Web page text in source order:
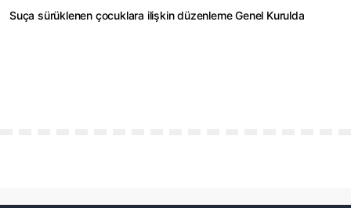
Suça sürüklenen çocuklara ilişkin düzenleme Genel Kurulda